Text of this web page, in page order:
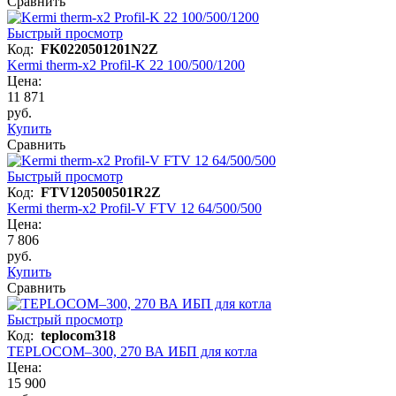
Быстрый просмотр
Код: FK0220501201N2Z
Kermi therm-x2 Profil-K 22 100/500/1200
Цена:
11 871
руб.
Купить
Сравнить
Быстрый просмотр
Код: FTV120500501R2Z
Kermi therm-x2 Profil-V FTV 12 64/500/500
Цена:
7 806
руб.
Купить
Сравнить
Быстрый просмотр
Код: teplocom318
TEPLOCOM–300, 270 ВА ИБП для котла
Цена:
15 900